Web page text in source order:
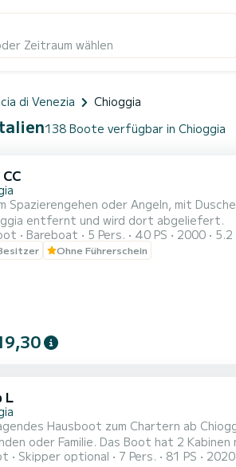
Zeitraum wählen
di Venezia Chioggia
138 Boote verfügbar in Chioggia
Spazierengehen oder Angeln, mit
entfernt und wird dort abgeliefert.
Bareboat 5 Pers. 40 PS 2000 5.2
Ohne Führerschein
L
Hausboot zum Chartern ab
mit allem Komfort und eine Kapazität von 7 Personen. Mit einer Gesamtlänge von
wird es Ihr perfekter Begleiter sein, um
Skipper optional 7 Pers. 81 PS 2020